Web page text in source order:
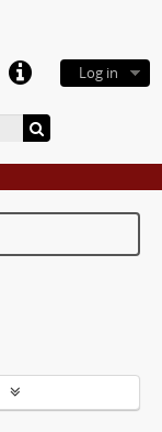
Log in